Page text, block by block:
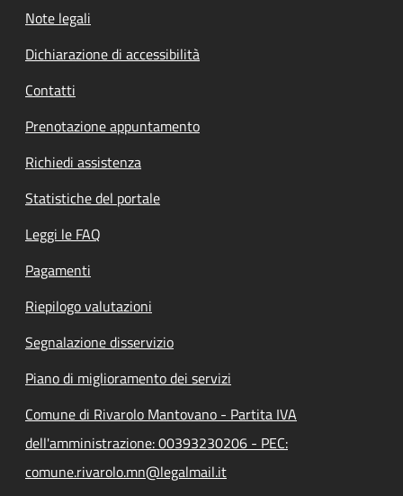
Note legali
Dichiarazione di accessibilità
Contatti
Prenotazione appuntamento
Richiedi assistenza
Statistiche del portale
Leggi le FAQ
Pagamenti
Riepilogo valutazioni
Segnalazione disservizio
Piano di miglioramento dei servizi
Comune di Rivarolo Mantovano - Partita IVA
dell'amministrazione: 00393230206 - PEC:
comune.rivarolo.mn@legalmail.it